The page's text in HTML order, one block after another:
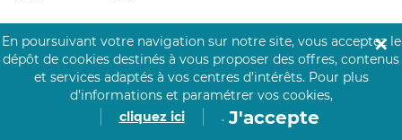
NOS PARTENAIRES
Click&Care est soutenu par les Groupes
Caisse des Dépôts et MAIF.
En poursuivant votre navigation sur notre site, vous acceptez le
dépôt de cookies destinés à vous proposer des offres, contenus
et services adaptés à vos centres d’intérêts. Pour plus
d’informations et paramétrer vos cookies,
cliquez ici
. J'accepte
✕